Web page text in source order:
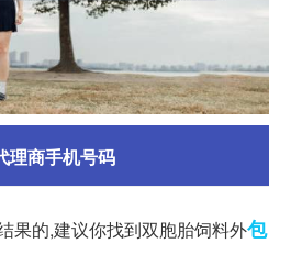
理商手机号码
果的,建议你找到双胞胎饲料外包